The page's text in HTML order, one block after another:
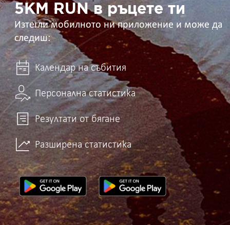
ти 5KM RUN в ръцете ти
Изтегли мобилното ни приложение и може да
следиш:
Календар на събития
Персонална статистика
Резултати от бягане
Разширена статистика